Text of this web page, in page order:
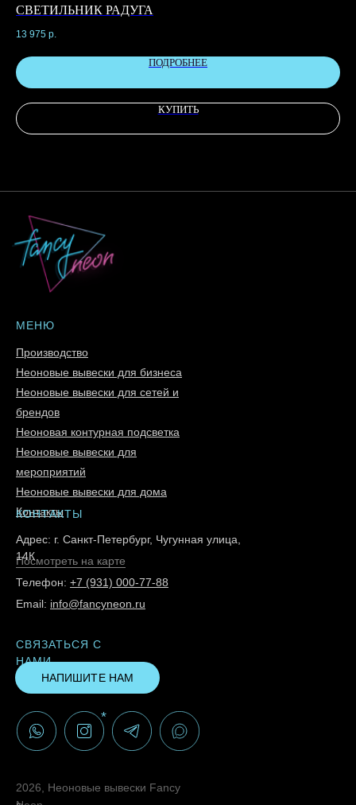
СВЕТИЛЬНИК РАДУГА
13 975 р.
ПОДРОБНЕЕ
КУПИТЬ
МЕНЮ
Производство
Неоновые вывески для бизнеса
Неоновые вывески для сетей и
брендов
Неоновая контурная подсветка
Неоновые вывески для
мероприятий
Неоновые вывески для дома
Контакты
КОНТАКТЫ
Посмотреть на карте
Адрес: г. Санкт-Петербург, Чугунная улица,
14К
Телефон: +7 (931) 000-77-88
Email: info@fancyneon.ru
2026, Неоновые вывески Fancy
СВЯЗАТЬСЯ С
НАМИ
НАПИШИТЕ НАМ
*